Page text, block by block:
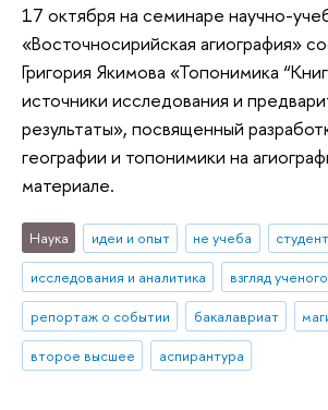
17 октября на семинаре научно-
«Восточносирийская агиография»
Григория Якимова «Топонимика
источники исследования и
результаты», посвященный
географии и топонимики на
материале.
Наука идеи и опыт не учеба
исследования и аналитика
взгляд ученого
репортаж о событии
бакалавриат
второе высшее
аспирантура